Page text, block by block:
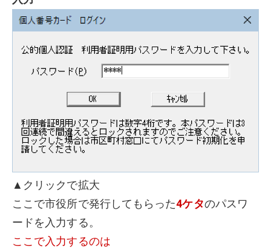
▲クリックで拡大
ここで市役所で発行してもらった4ケタのパスワ
ードを入力する。
ここで入力するのは